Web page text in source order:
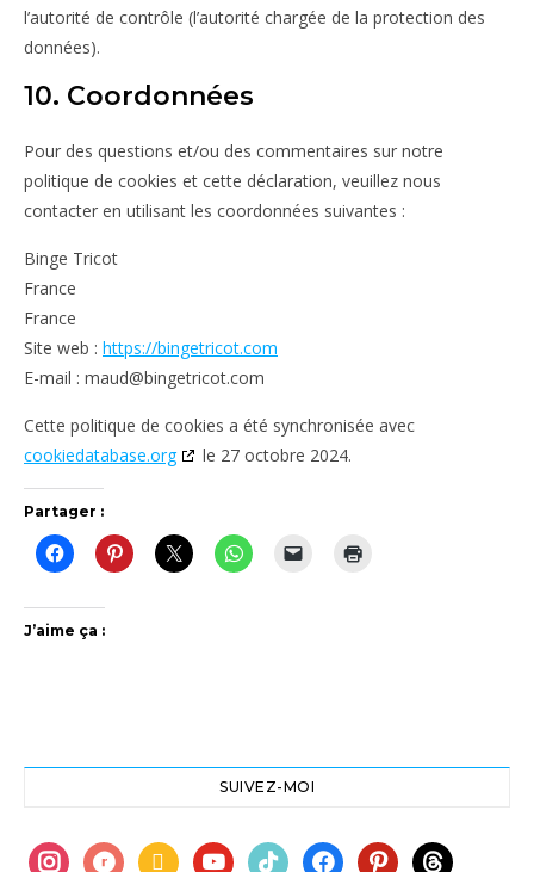
l’autorité de contrôle (l’autorité chargée de la protection des
données).
10. Coordonnées
Pour des questions et/ou des commentaires sur notre
politique de cookies et cette déclaration, veuillez nous
contacter en utilisant les coordonnées suivantes :
Binge Tricot
France
France
Site web : https://bingetricot.com
E-mail : maud@bingetricot.com
Cette politique de cookies a été synchronisée avec
cookiedatabase.org
le 27 octobre 2024.
Partager :
J’aime ça :
SUIVEZ-MOI
instagram
ravelrybook youtubetiktokfacebookpinterest
threads